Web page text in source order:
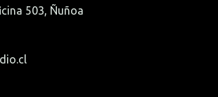
503, Ñuñoa